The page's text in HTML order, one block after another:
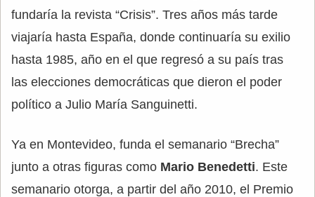
fundaría la revista “Crisis”. Tres años más tarde
viajaría hasta España, donde continuaría su exilio
hasta 1985, año en el que regresó a su país tras
las elecciones democráticas que dieron el poder
político a Julio María Sanguinetti.
Ya en Montevideo, funda el semanario “Brecha”
junto a otras figuras como Mario Benedetti. Este
semanario otorga, a partir del año 2010, el Premio